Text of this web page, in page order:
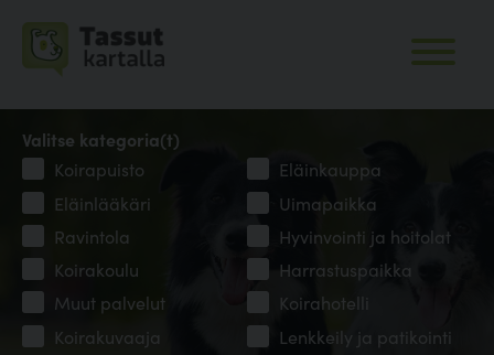
Valitse kategoria(t)
Koirapuisto
Eläinkauppa
Eläinlääkäri
Uimapaikka
Ravintola
Hyvinvointi ja hoitolat
Koirakoulu
Harrastuspaikka
Muut palvelut
Koirahotelli
Koirakuvaaja
Lenkkeily ja patikointi